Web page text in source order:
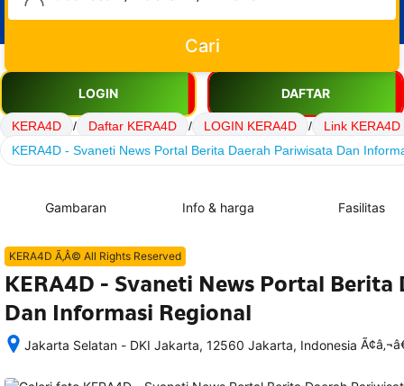
Cari
LOGIN DAFTAR
KERA4D / Daftar KERA4D / LOGIN KERA4D /
Link KERA4D
KERA4D - Svaneti News Portal Berita Daerah Pariwisata Dan
Gambaran Info & harga Fasilitas
KERA4D Ã‚Â© All Rights Reserved
KERA4D - Svaneti News Portal Berita
Dan Informasi Regional
Jakarta Selatan - DKI Jakarta, 12560 Jakarta, Indonesia
memesan,